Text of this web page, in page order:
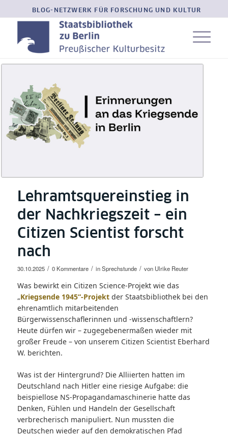
BLOG-NETZWERK FÜR FORSCHUNG UND KULTUR
Lehramtsquereinstieg in
der Nachkriegszeit – ein
Citizen Scientist forscht
nach
30.10.2025 / 0 Kommentare / inSprechstunde / von Ulrike Reuter
Was bewirkt ein Citizen Science-Projekt wie das
„Kriegsende 1945“-Projektder Staatsbibliothek bei den
ehrenamtlich mitarbeitenden
Bürgerwissenschaflerinnen und -wissenschaftlern?
Heute dürfen wir – zugegebenermaßen wieder mit
großer Freude – von unserem Citizen Scientist Eberhard
W. berichten.
Was ist der Hintergrund? Die Alliierten hatten im
Deutschland nach Hitler eine riesige Aufgabe: die
beispiellose NS-Propagandamaschinerie hatte das
Denken, Fühlen und Handeln der Gesellschaft
verbrecherisch manipuliert. Nun mussten die
Deutschen wieder auf den demokratischen Pfad